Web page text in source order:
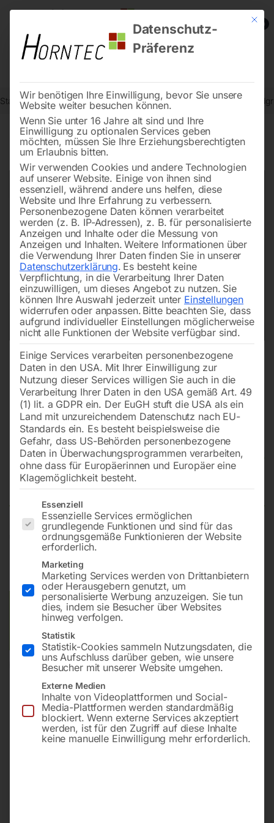
0
Start Metallbearbeitung Metallbandsägen - Zubehör PVC-
PVC-Handgriff (Nr. 55) für
36,00
inkl. MwSt. zzgl.Versandkosten
Lieferzeit:ca. 2 - 3 Tage
Versandkosten Standard (Österreich):€10,00
Bitte beachten Sie: Die Versandkosten gelten für Österreich.
Andere Länder können abweichen.
In den Warenkorb
Sie haben Fragen zu diesem
Artikel?
Mit
Datenschutz-
Präferenz
Wir benötigen Ihre Einwilligung, bevor Sie unsere
Website weiter besuchen können.
Wenn Sie unter 16 Jahre alt sind und Ihre
Einwilligung zu optionalen Services geben
möchten, müssen Sie Ihre Erziehungsberechtigten
um Erlaubnis bitten.
Wir verwenden Cookies und andere Technologien
auf unserer Website. Einige von ihnen sind
essenziell, während andere uns helfen, diese
Website und Ihre Erfahrung zu verbessern.
Personenbezogene Daten können verarbeitet
werden (z. B. IP-Adressen), z. B. für personalisierte
Anzeigen und Inhalte oder die Messung von
Anzeigen und Inhalten. Weitere Informationen über
die Verwendung Ihrer Daten finden Sie in unserer
Datenschutzerklärung. Es besteht keine
Verpflichtung, in die Verarbeitung Ihrer Daten
einzuwilligen, um dieses Angebot zu nutzen. Sie
können Ihre Auswahl jederzeit unter Einstellungen
widerrufen oder anpassen. Bitte beachten Sie, dass
aufgrund individueller Einstellungen möglicherweise
nicht alle Funktionen der Website verfügbar sind.
Einige Services verarbeiten personenbezogene
Daten in den USA. Mit Ihrer Einwilligung zur
Nutzung dieser Services willigen Sie auch in die
Verarbeitung Ihrer Daten in den USA gemäß Art. 49
(1) lit. a GDPR ein. Der EuGH stuft die USA als ein
Land mit unzureichendem Datenschutz nach EU-
Standards ein. Es besteht beispielsweise die
Gefahr, dass US-Behörden personenbezogene
Daten in Überwachungsprogrammen verarbeiten,
ohne dass für Europäerinnen und Europäer eine
Klagemöglichkeit besteht.
Es folgt eine Liste der Service-Gruppen, für die eine
Essenziell
Essenzielle Services ermöglichen
grundlegende Funktionen und sind für das
ordnungsgemäße Funktionieren der Website
erforderlich.
Marketing
Marketing Services werden von Drittanbietern
oder Herausgebern genutzt, um
personalisierte Werbung anzuzeigen. Sie tun
dies, indem sie Besucher über Websites
hinweg verfolgen.
Statistik
Statistik-Cookies sammeln Nutzungsdaten, die
uns Aufschluss darüber geben, wie unsere
Besucher mit unserer Website umgehen.
Externe Medien
Inhalte von Videoplattformen und Social-
Media-Plattformen werden standardmäßig
blockiert. Wenn externe Services akzeptiert
werden, ist für den Zugriff auf diese Inhalte
keine manuelle Einwilligung mehr erforderlich.